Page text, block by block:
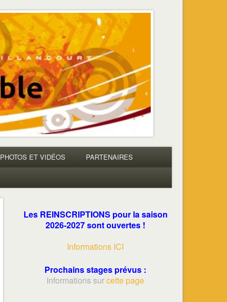
PHOTOS ET VIDÉOS PARTENAIRES
Les REINSCRIPTIONS pour la saison
2026-2027 sont ouvertes !
Informations ICI
Prochains stages prévus :
Informations surcette page